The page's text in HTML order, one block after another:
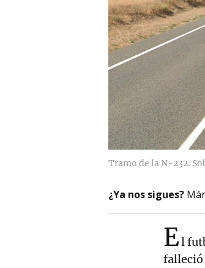
Tramo de la N-232.
¿Ya nos sigues?
El
falleció